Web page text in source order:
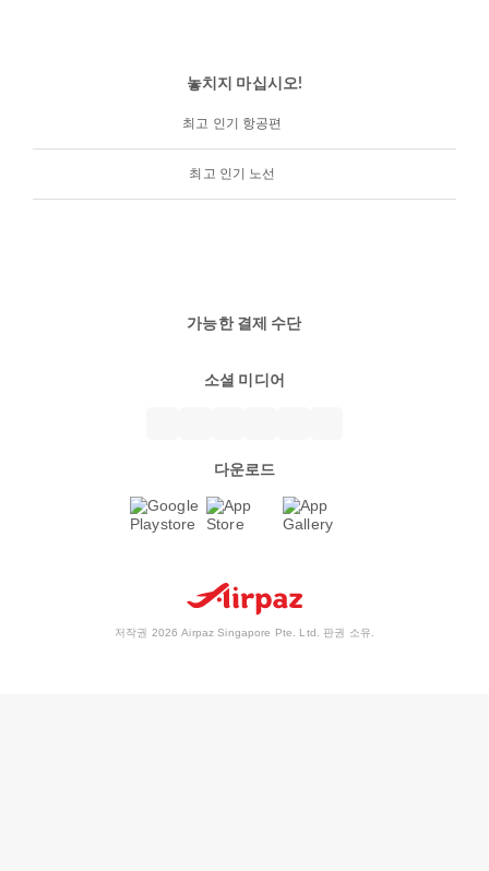
놓치지 마십시오!
최고 인기 항공편
최고 인기 노선
가능한 결제 수단
소셜 미디어
다운로드
저작권 2026 Airpaz Singapore Pte. Ltd. 판권 소유.